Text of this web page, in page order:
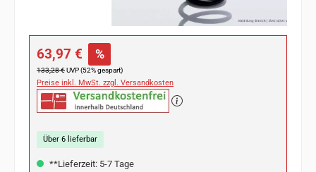
Verkaufspreis:
63,97 € %
Regulärer Preis:
133,28 €UVP (52% gespart)
Preise inkl. MwSt. zzgl. Versandkosten
Über 6 lieferbar
**Lieferzeit: 5-7 Tage